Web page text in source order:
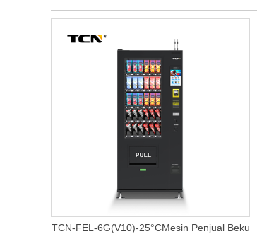
TCN-FEL-6G(V10)-25°CMesin Penjual Beku